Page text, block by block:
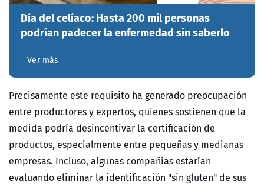
Día del celíaco: Hasta 200 mil personas
podrían padecer la enfermedad sin saberlo
Ver más
Precisamente este requisito ha generado preocupación
entre productores y expertos, quienes sostienen que la
medida podría desincentivar la certificación de
productos, especialmente entre pequeñas y medianas
empresas. Incluso, algunas compañías estarían
evaluando eliminar la identificación "sin gluten" de sus